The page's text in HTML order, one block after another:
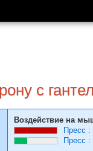
с
Воздействие на
Пресс :
Пресс :